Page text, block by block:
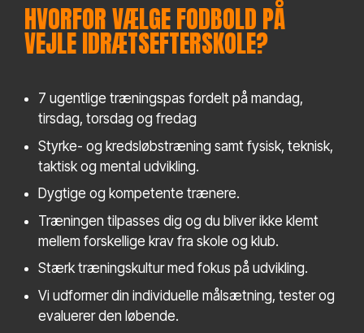
HVORFOR VÆLGE FODBOLD PÅ
VEJLE IDRÆTSEFTERSKOLE?
7 ugentlige træningspas fordelt på mandag,
tirsdag, torsdag og fredag
Styrke- og kredsløbstræning samt fysisk, teknisk,
taktisk og mental udvikling.
Dygtige og kompetente trænere.
Træningen tilpasses dig og du bliver ikke klemt
mellem forskellige krav fra skole og klub.
Stærk træningskultur med fokus på udvikling.
Vi udformer din individuelle målsætning, tester og
evaluerer den løbende.